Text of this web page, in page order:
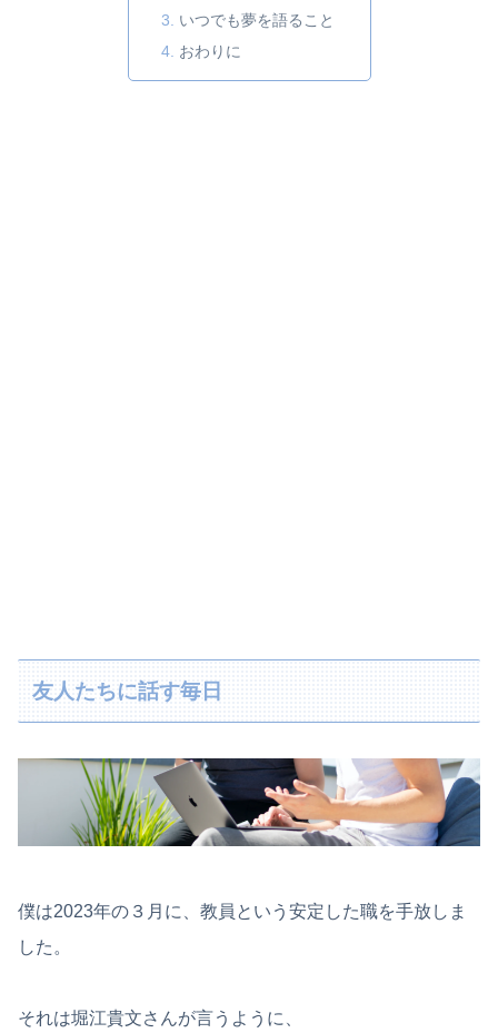
いつでも夢を語ること
おわりに
友人たちに話す毎日
僕は2023年の３月に、教員という安定した職を手放しま
した。
それは堀江貴文さんが言うように、